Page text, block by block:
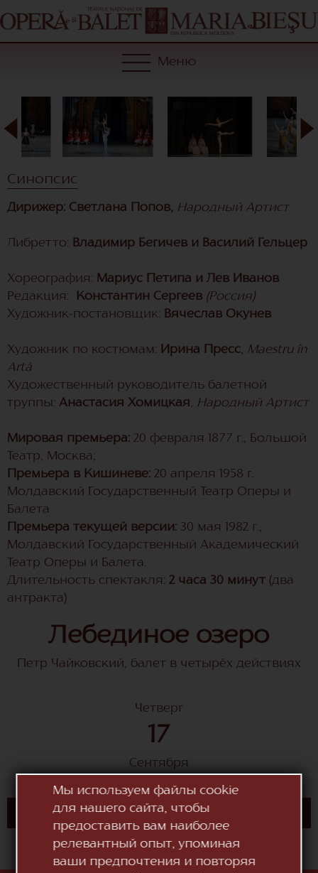
Мы используем файлы cookie
для нашего сайта, чтобы
предоставить вам наиболее
релевантный опыт, упоминая
ваши предпочтения и повторяя
Меню
Синопсис
Дирижер: Светлана Попов, Народный Артист
Либретто: Владимир Бегичев и Василий Гельцер
Хореография: Мариус Петипа и Лев Иванов
Редакция:
Константин Сергеев (Россия)
Художник-постановщик: Вячеслав Окунев
Художник по костюмам: Ирина Пресс, Maestru în
Artă
Художественный руководитель балетной
труппы: Анастасия Хомицкая, Народный Aртист
Мировая премьера: 20 февраля 1877 г., Большой
Театр, Москва;
Премьера в Кишиневе: 20 апреля 1958 г.
Молдавский Государственный Театр Оперы и
Балета
Премьера текущей версии: 30 мая 1982 г.,
Молдавский Государственный Академический
Театр Оперы и Балета.
Длительность спектакля: 2 часа 30 минут (два
антракта)
Лебединое озеро
Петр Чайковский, балет в четырёх действиях
Четверг
17
Сентября
КУПИТЬ БИЛЕТ